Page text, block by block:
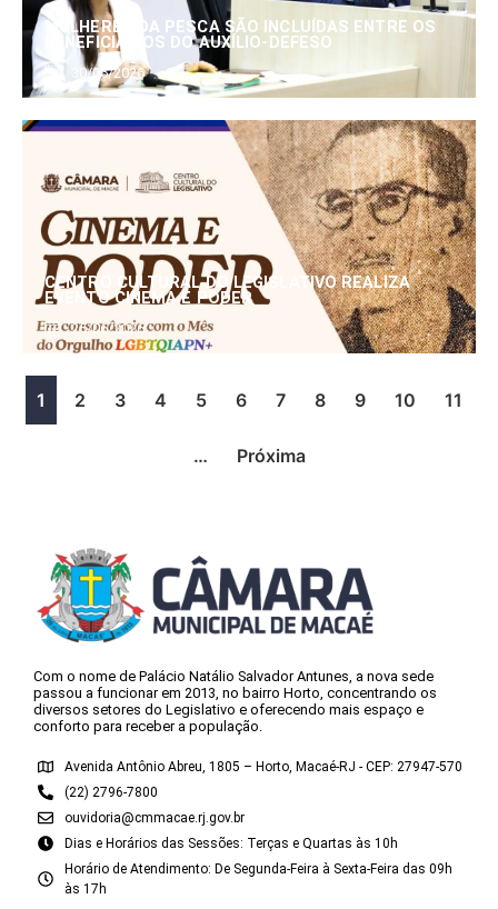
MULHERES DA PESCA SÃO INCLUÍDAS ENTRE OS
BENEFICIÁRIOS DO AUXÍLIO-DEFESO
30/06/2026
CENTRO CULTURAL DO LEGISLATIVO REALIZA
EVENTO CINEMA E PODER
25/06/2026
1 2 3 4 5 6 7 8 9 10 11
… Próxima
Com o nome de Palácio Natálio Salvador Antunes, a nova sede
passou a funcionar em 2013, no bairro Horto, concentrando os
diversos setores do Legislativo e oferecendo mais espaço e
conforto para receber a população.
Avenida Antônio Abreu, 1805 – Horto, Macaé-RJ - CEP: 27947-570
(22) 2796-7800
ouvidoria@cmmacae.rj.gov.br
Dias e Horários das Sessões: Terças e Quartas às 10h
Horário de Atendimento: De Segunda-Feira à Sexta-Feira das 09h
às 17h